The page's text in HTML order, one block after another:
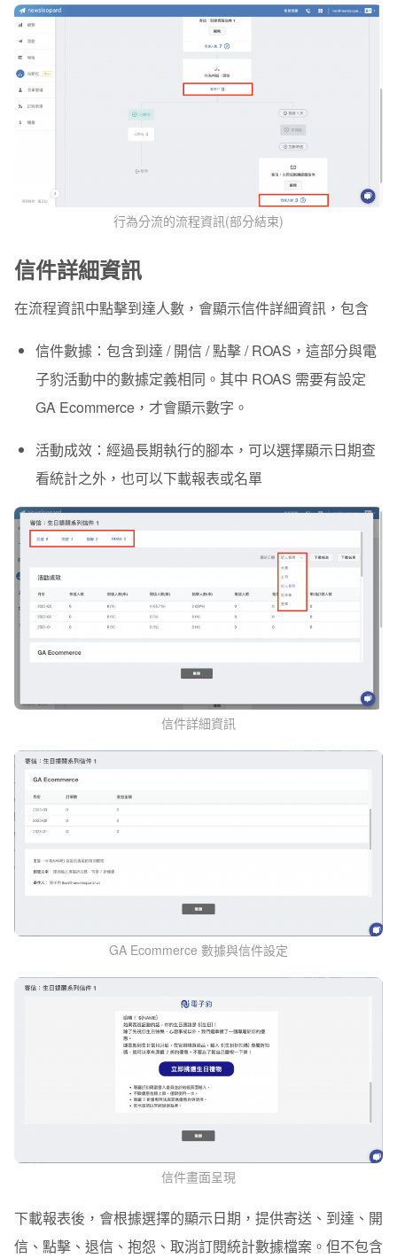
行為分流的流程資訊(部分結束)
信件詳細資訊
在流程資訊中點擊到達人數，會顯示信件詳細資訊，包含
信件數據 ：包含到達 / 開信 / 點擊 / ROAS，這部分與電
子豹活動中的數據定義相同。其中 ROAS 需要有設定
GA Ecommerce，才會顯示數字。
活動成效 ：經過長期執行的腳本，可以選擇顯示日期查
看統計之外，也可以下載報表或名單
信件詳細資訊
GA Ecommerce 數據與信件設定
信件畫面呈現
下載報表後，會根據選擇的顯示日期，提供寄送、到達、開
信、點擊、退信、抱怨、取消訂閱統計數據檔案。 但不包含